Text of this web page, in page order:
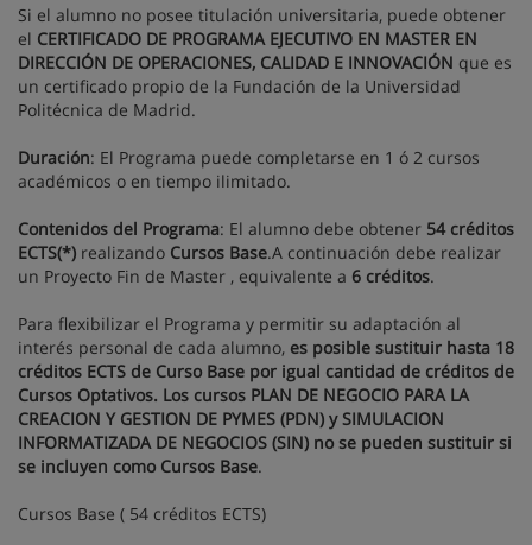
Si el alumno no posee titulación universitaria, puede obtener
el CERTIFICADO DE PROGRAMA EJECUTIVO EN MASTER EN
DIRECCIÓN DE OPERACIONES, CALIDAD E INNOVACIÓN que es
un certificado propio de la Fundación de la Universidad
Politécnica de Madrid.
Duración: El Programa puede completarse en 1 ó 2 cursos
académicos o en tiempo ilimitado.
Contenidos del Programa: El alumno debe obtener 54 créditos
ECTS(*) realizando Cursos Base.A continuación debe realizar
un Proyecto Fin de Master , equivalente a 6 créditos.
Para flexibilizar el Programa y permitir su adaptación al
interés personal de cada alumno, es posible sustituir hasta 18
créditos ECTS de Curso Base por igual cantidad de créditos de
Cursos Optativos. Los cursos PLAN DE NEGOCIO PARA LA
CREACION Y GESTION DE PYMES (PDN) y SIMULACION
INFORMATIZADA DE NEGOCIOS (SIN) no se pueden sustituir si
se incluyen como Cursos Base.
Cursos Base ( 54 créditos ECTS)